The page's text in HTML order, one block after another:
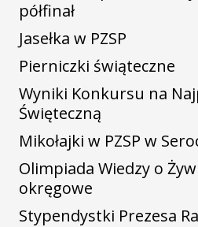
półfinał
Jasełka w PZSP
Pierniczki świąteczne
Wyniki Konkursu na
Święteczną
Mikołajki w PZSP w
Olimpiada Wiedzy o
okręgowe
Stypendystki Prezesa